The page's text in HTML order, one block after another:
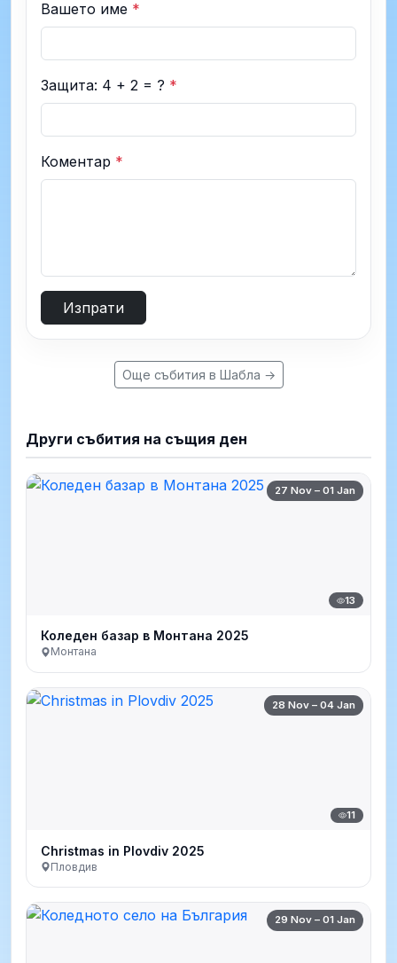
Вашето име *
Защита: 4 + 2 = ? *
Коментар *
Изпрати
Още събития в Шабла →
Други събития на същия ден
27 Nov – 01 Jan
13
Коледен базар в Монтана 2025
Монтана
28 Nov – 04 Jan
11
Christmas in Plovdiv 2025
Пловдив
29 Nov – 01 Jan